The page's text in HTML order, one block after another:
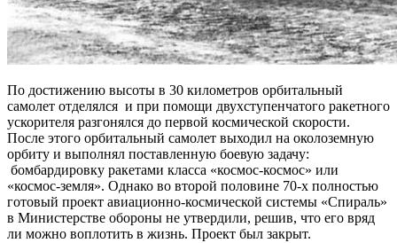
По достижению высоты в 30 километров орбитальный
самолет отделялся и при помощи двухступенчатого ракетного
ускорителя разгонялся до первой космической скорости.
После этого орбитальный самолет выходил на околоземную
орбиту и выполнял поставленную боевую задачу:
бомбардировку ракетами класса «космос-космос» или
«космос-земля». Однако во второй половине 70-х полностью
готовый проект авиационно-космической системы «Спираль»
в Министерстве обороны не утвердили, решив, что его вряд
ли можно воплотить в жизнь. Проект был закрыт.